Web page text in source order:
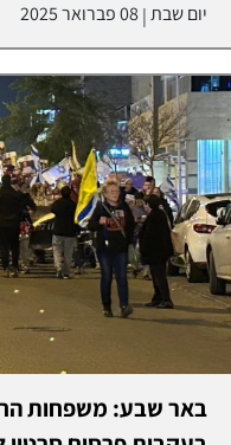
יום שבת|08 פברואר 2025
באר שבע: משפחות